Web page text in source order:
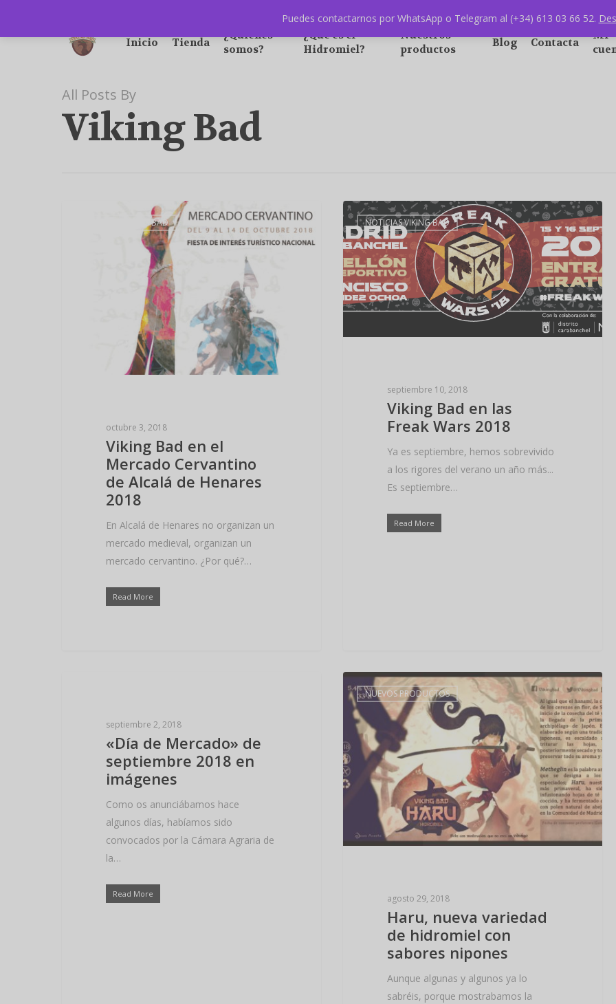
Hit enter to search or ESC to close
Inicio Tienda
¿Quiénes
somos?
¿Qué es el
Hidromiel?
Nuestros
productos
Blog Contacta
Mi
All Posts By
Viking Bad
NOTICIAS VIKING BAD
octubre 3, 2018
Viking Bad en el
Mercado Cervantino
de Alcalá de Henares
2018
En Alcalá de Henares no organizan un
mercado medieval, organizan un
mercado cervantino. ¿Por qué?…
Read More
NOTICIAS VIKING BAD
septiembre 10, 2018
Viking Bad en las
Freak Wars 2018
Ya es septiembre, hemos sobrevivido
a los rigores del verano un año más...
Es septiembre…
Read More
septiembre 2, 2018
«Día de Mercado» de
septiembre 2018 en
imágenes
Como os anunciábamos hace
algunos días, habíamos sido
convocados por la Cámara Agraria de
la…
Read More
NUEVOS PRODUCTOS
agosto 29, 2018
Haru, nueva variedad
de hidromiel con
sabores nipones
Aunque algunas y algunos ya lo
sabréis, porque mostrabamos la
Puedes contactarnos por WhatsApp o Telegram al (+34) 613 03 66 52.